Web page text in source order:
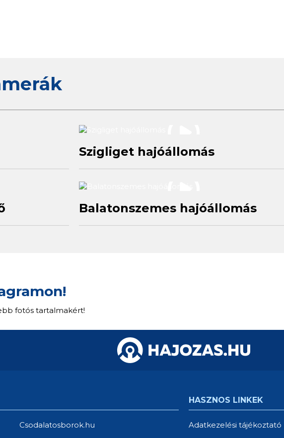
Szigliget hajóállomás
Balatonszemes hajóállomás
fotós tartalmakért!
Csodalatosborok.hu
HASZNOS LINKEK
Adatkezelési tájékoztató